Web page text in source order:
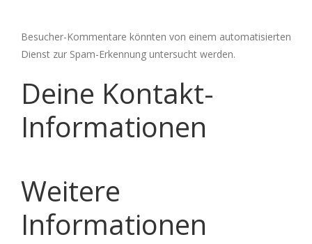
Besucher-Kommentare könnten von einem automatisierten
Dienst zur Spam-Erkennung untersucht werden.
Deine Kontakt-
Informationen
Weitere
Informationen